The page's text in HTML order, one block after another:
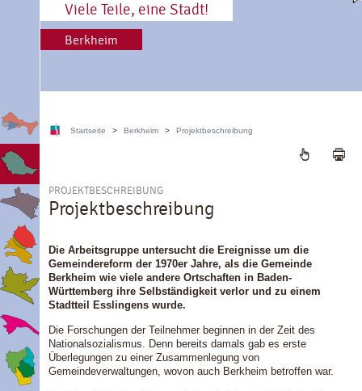
Berkheim
Viele Teile, eine Stadt!
Startseite > Berkheim > Projektbeschreibung
PROJEKTBESCHREIBUNG
Projektbeschreibung
Die Arbeitsgruppe untersucht die Ereignisse um die
Gemeindereform der 1970er Jahre, als die Gemeinde
Berkheim wie viele andere Ortschaften in Baden-
Württemberg ihre Selbständigkeit verlor und zu einem
Stadtteil Esslingens wurde.
Die Forschungen der Teilnehmer beginnen in der Zeit des
Nationalsozialismus. Denn bereits damals gab es erste
Überlegungen zu einer Zusammenlegung von
Gemeindeverwaltungen, wovon auch Berkheim betroffen war.